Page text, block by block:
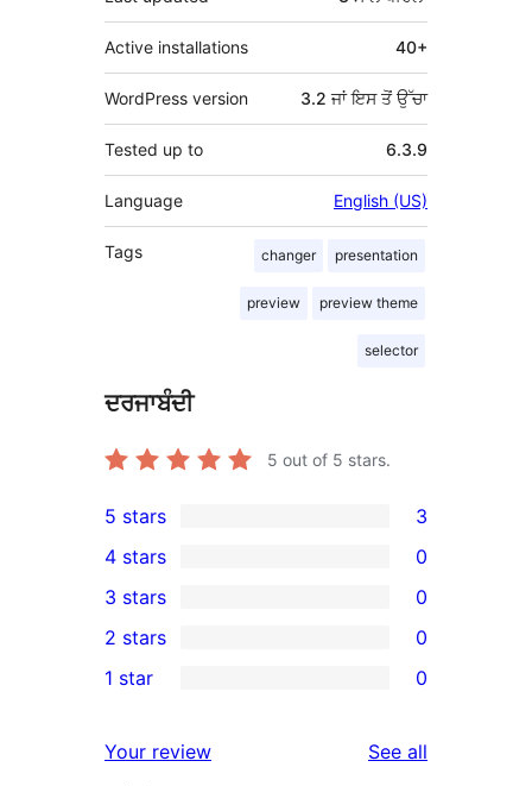
Active installations 40+
WordPress version 3.2 ਜਾਂ ਇਸ ਤੋਂ ਉੱਚਾ
Tested up to 6.3.9
Language English (US)
Tags changer presentation
preview preview theme
selector
ਦਰਜਾਬੰਦੀ
5 out of 5 stars.
3
5-
star
reviews
5 stars 3
4-
star
reviews
4 stars 0
0
3-
star
3 stars 0
2-
reviews
2 stars 0
star
1 star 0
Your review See all